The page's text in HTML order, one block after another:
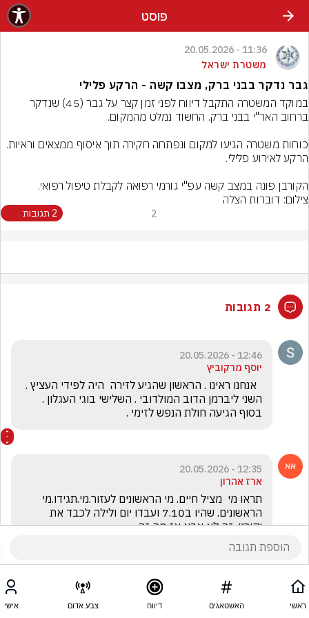
פוסט
11:36 - 20.05.2026
משטרת ישראל
גבר נדקר בבני ברק, מצבו קשה - הרקע פלילי
הקורבן פונה במצב קשה עפ"י גורמי רפואה לקבלת טיפול רפואי.
צילום: דוברות הצלה
2 2 תגובות
2 תגובות
12:46 - 20.05.2026
יוסף מרקוביץ
בסוף הגיעה חולת הנפש לזימי .
12:35 - 20.05.2026
ארז אהרון
יקירנו. זה לא צבא אז מה זה.
ראשי האשטאגים דיווח צבע אדום אישי